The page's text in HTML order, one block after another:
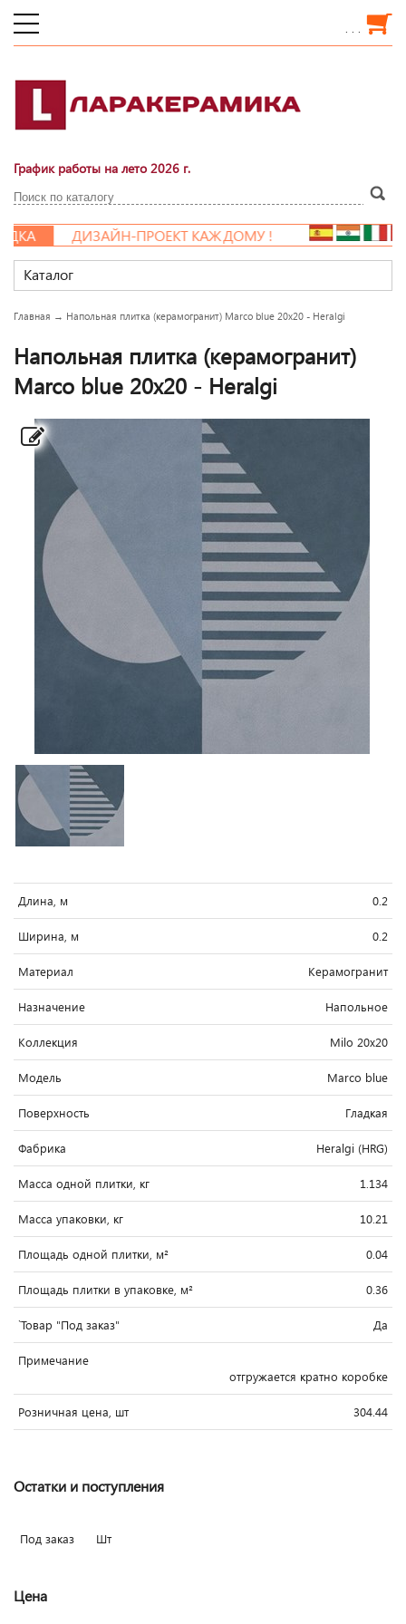
. . .
График работы на лето 2026 г.
ДИЗАЙН-ПРОЕКТ КАЖДОМУ !
Каталог
Главная → Напольная плитка (керамогранит) Marco blue 20x20 - Heralgi
Напольная плитка (керамогранит)
Marco blue 20x20 - Heralgi
Длина, м 0.2
Ширина, м 0.2
Материал Керамогранит
Назначение Напольное
Коллекция Milo 20x20
Модель Marco blue
Поверхность Гладкая
Фабрика Heralgi (HRG)
Масса одной плитки, кг 1.134
Масса упаковки, кг 10.21
Площадь одной плитки, м² 0.04
Площадь плитки в упаковке, м² 0.36
`Товар "Под заказ" Да
Примечание
отгружается кратно коробке
Розничная цена, шт 304.44
Остатки и поступления
Под заказ Шт
Цена